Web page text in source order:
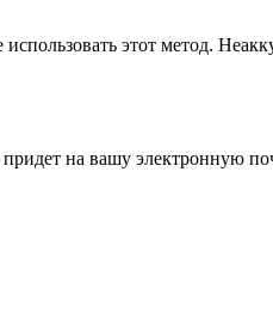
этот метод.
придет на вашу электронную